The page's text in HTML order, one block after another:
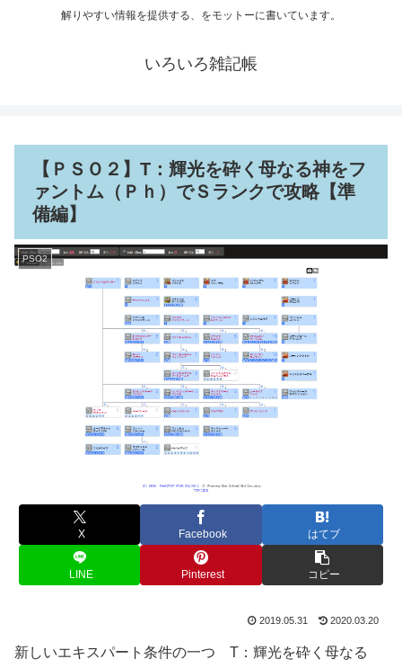
解りやすい情報を提供する、をモットーに書いています。
いろいろ雑記帳
【ＰＳＯ２】T：輝光を砕く母なる神をフ
ァントム（Ｐｈ）でＳランクで攻略【準
備編】
PSO2
X Facebook はてブ
LINE Pinterest コピー
2019.05.31 2020.03.20
新しいエキスパート条件の一つ T：輝光を砕く母なる